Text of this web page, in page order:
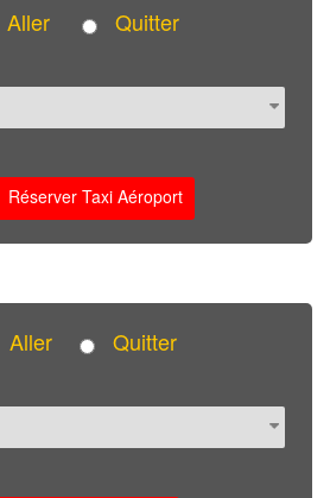
Aller Quitter
Réserver Taxi Aéroport
Aller Quitter